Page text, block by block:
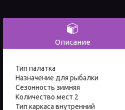
Описание
Тип палатка
Назначение для рыбалки
Сезонность зимняя
Количество мест 2
Тип каркаса внутренний